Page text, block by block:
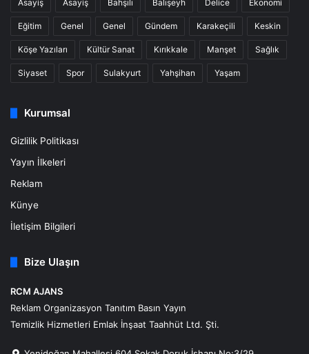
Asayiş Asayiş Bahşılı Balışeyh Delice Ekonomi
Eğitim Genel Genel Gündem Karakeçili Keskin
Köşe Yazıları Kültür Sanat Kırıkkale Manşet Sağlık
Siyaset Spor Sulakyurt Yahşihan Yaşam
Kurumsal
Gizlilik Politikası
Yayın İlkeleri
Reklam
Künye
İletişim Bilgileri
Bize Ulaşın
RCM AJANS
Reklam Organizasyon Tanıtım Basın Yayın
Temizlik Hizmetleri Emlak İnşaat Taahhüt Ltd. Şti.